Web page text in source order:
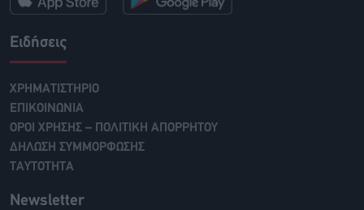
Ειδήσεις
ΧΡΗΜΑΤΙΣΤΗΡΙΟ
ΕΠΙΚΟΙΝΩΝΙΑ
ΟΡΟΙ ΧΡΗΣΗΣ – ΠΟΛΙΤΙΚΗ ΑΠΟΡΡΗΤΟΥ
ΔΗΛΩΣΗ ΣΥΜΜΟΡΦΩΣΗΣ
ΤΑΥΤΟΤΗΤΑ
Newsletter